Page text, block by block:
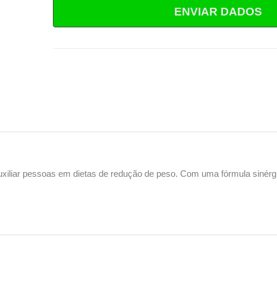
ENVIAR DADOS
pessoas em dietas de redução de peso. Com uma fórmula